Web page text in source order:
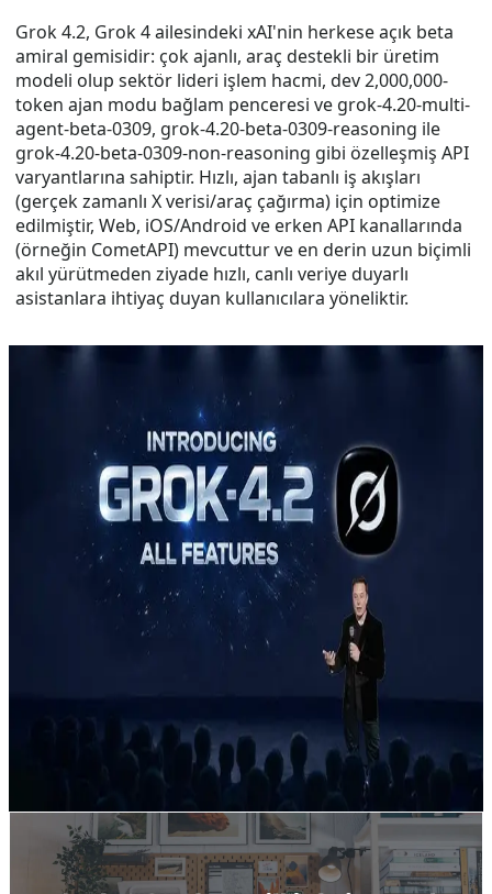
Grok 4.2, Grok 4 ailesindeki xAI'nin herkese açık beta
amiral gemisidir: çok ajanlı, araç destekli bir üretim
modeli olup sektör lideri işlem hacmi, dev 2,000,000-
token ajan modu bağlam penceresi ve grok-4.20-multi-
agent-beta-0309, grok-4.20-beta-0309-reasoning ile
grok-4.20-beta-0309-non-reasoning gibi özelleşmiş API
varyantlarına sahiptir. Hızlı, ajan tabanlı iş akışları
(gerçek zamanlı X verisi/araç çağırma) için optimize
edilmiştir, Web, iOS/Android ve erken API kanallarında
(örneğin CometAPI) mevcuttur ve en derin uzun biçimli
akıl yürütmeden ziyade hızlı, canlı veriye duyarlı
asistanlara ihtiyaç duyan kullanıcılara yöneliktir.
2026'da Grok 4.2 API'si nasıl
kullanılır
Grok 4.2, kurumsal iş yükleri için çok daha hızlı ve daha
az halüsinasyonlu çıkarım sunmak üzere dört birlikte
çalışan ajanı ve yeni ajan odaklı araç çağırma
özelliklerini birleştiren xAI’nin en yeni çok ajanlı akıl
yürütme modelidir. Bugün onu çağırmak için çoğu
geliştirici ya (a) resmi xAI REST/gRPC uç noktalarını
kullanır ya da (b) anahtarları, faturalandırmayı ve çoklu
model geçişini basitleştiren CometAPI gibi bir
agregatör üzerinden çağırır (tek bir REST uç
noktası,post https://api.cometapi.com/v1/responsess).